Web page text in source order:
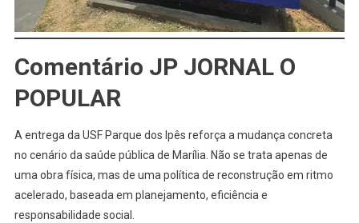
Comentário JP JORNAL O
POPULAR
A entrega da USF Parque dos Ipês reforça a mudança concreta
no cenário da saúde pública de Marília. Não se trata apenas de
uma obra física, mas de uma política de reconstrução em ritmo
acelerado, baseada em planejamento, eficiência e
responsabilidade social.